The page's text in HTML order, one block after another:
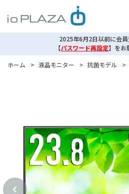
2025年6月2日以前に会
【パスワード再設定】 をお
ホーム
> 液晶モニター > 抗菌モデル >